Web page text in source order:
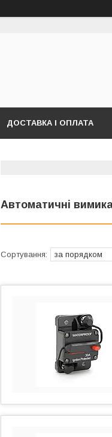
ДОСТАВКА І ОПЛАТА
Автоматичні